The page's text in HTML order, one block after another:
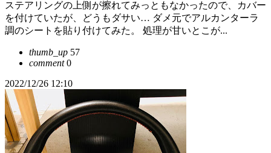
ステアリングの上側が擦れてみっともなかったので、カバー
を付けていたが、どうもダサい… ダメ元でアルカンターラ
調のシートを貼り付けてみた。 処理が甘いとこが...
thumb_up 57
comment0
2022/12/26 12:10